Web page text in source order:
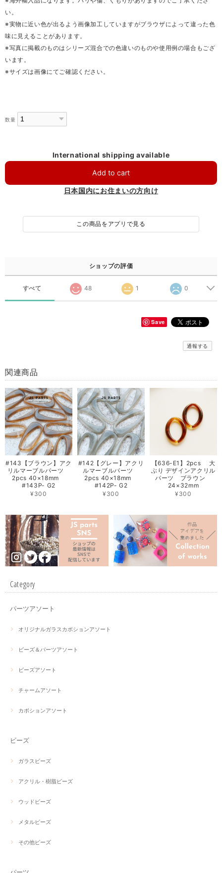
い。
※実物に近い色が出るよう画像加工していますがブラウザによって違った色
味に見えることがあります。
※写真に掲載のものはシリーズ混合での色違いのものや使用例の場合もござ
います。
※サイズは画像にてご確認ください。
数量
International shipping available
Add to cart
日本国内にお住まいの方向け
この商品をアプリで見る
ショップの評価
すべて 48 1 0
Save
通報する
関連商品
#143【ブラウン】アク
リルマーブルパーツ
2pcs 40×18mm
#143P- G2
¥300
#142【グレー】アクリ
ルマーブルパーツ
2pcs 40×18mm
#142P- G2
¥300
【636-E1】2pcs 大
ぶり デザインアクリル
パーツ ブラウン
24×32mm
¥300
Category
パーツアソート
オリジナルガラスカボションアソート
ビーズ＆パーツアソート
ビーズアソート
チャームアソート
カボションアソート
ビーズ
ガラスビーズ
アクリル・樹脂ビーズ
ウッドビーズ
メタルビーズ
その他ビーズ